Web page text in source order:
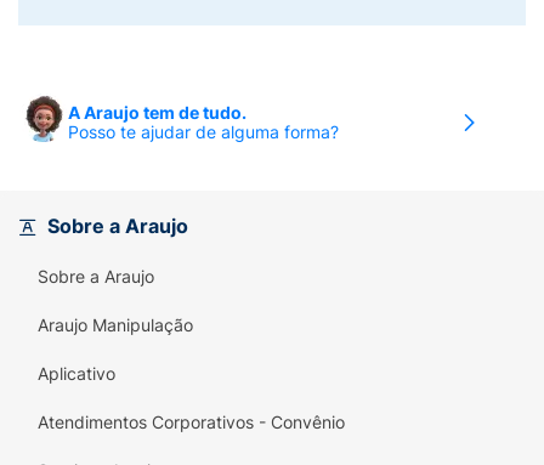
A Araujo tem de tudo.
Posso te ajudar de alguma forma?
Sobre a Araujo
Sobre a Araujo
Araujo Manipulação
Aplicativo
Atendimentos Corporativos - Convênio